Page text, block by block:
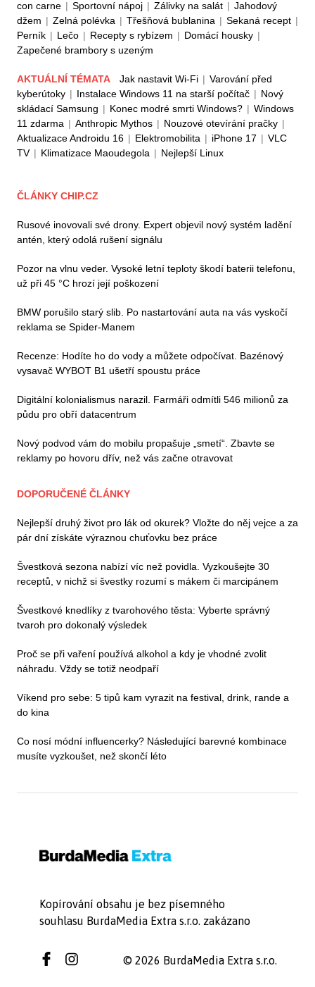
con carne | Sportovní nápoj | Zálivky na salát | Jahodový
džem | Zelná polévka | Třešňová bublanina | Sekaná recept |
Perník | Lečo | Recepty s rybízem | Domácí housky |
Zapečené brambory s uzeným
AKTUÁLNÍ TÉMATA Jak nastavit Wi-Fi | Varování před
kyberútoky | Instalace Windows 11 na starší počítač | Nový
skládací Samsung | Konec modré smrti Windows? | Windows
11 zdarma | Anthropic Mythos | Nouzové otevírání pračky |
Aktualizace Androidu 16 | Elektromobilita | iPhone 17 | VLC
TV | Klimatizace Maoudegola | Nejlepší Linux
ČLÁNKY CHIP.CZ
Rusové inovovali své drony. Expert objevil nový systém ladění
antén, který odolá rušení signálu
Pozor na vlnu veder. Vysoké letní teploty škodí baterii telefonu,
už při 45 °C hrozí její poškození
BMW porušilo starý slib. Po nastartování auta na vás vyskočí
reklama se Spider-Manem
Recenze: Hodíte ho do vody a můžete odpočívat. Bazénový
vysavač WYBOT B1 ušetří spoustu práce
Digitální kolonialismus narazil. Farmáři odmítli 546 milionů za
půdu pro obří datacentrum
Nový podvod vám do mobilu propašuje „smetí“. Zbavte se
reklamy po hovoru dřív, než vás začne otravovat
DOPORUČENÉ ČLÁNKY
Nejlepší druhý život pro lák od okurek? Vložte do něj vejce a za
pár dní získáte výraznou chuťovku bez práce
Švestková sezona nabízí víc než povidla. Vyzkoušejte 30
receptů, v nichž si švestky rozumí s mákem či marcipánem
Švestkové knedlíky z tvarohového těsta: Vyberte správný
tvaroh pro dokonalý výsledek
Proč se při vaření používá alkohol a kdy je vhodné zvolit
náhradu. Vždy se totiž neodpaří
Víkend pro sebe: 5 tipů kam vyrazit na festival, drink, rande a
do kina
Co nosí módní influencerky? Následující barevné kombinace
musíte vyzkoušet, než skončí léto
Kopírování obsahu je bez písemného
souhlasu BurdaMedia Extra s.r.o. zakázano
© 2026 BurdaMedia Extra s.r.o.